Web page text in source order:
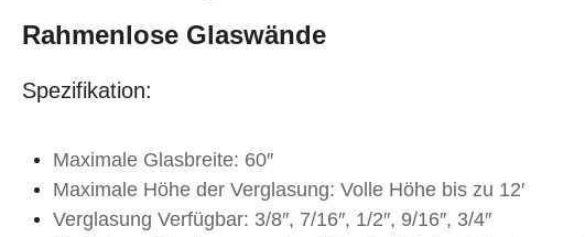
Rahmenlose Glaswände
Spezifikation:
Maximale Glasbreite: 60″
Maximale Höhe der Verglasung: Volle Höhe bis zu 12′
Verglasung Verfügbar: 3/8″, 7/16″, 1/2″, 9/16″, 3/4″